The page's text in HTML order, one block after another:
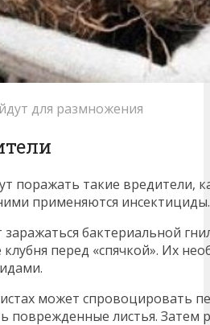
для размножения
поражать такие вредители,
применяются инсектициды.
заражаться бактериальной
перед «спячкой». Их
может спровоцировать
поврежденные листья. Затем